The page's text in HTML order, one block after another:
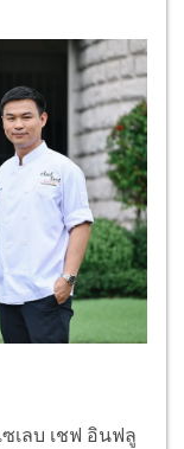
เลบ เชฟ อินฟลู